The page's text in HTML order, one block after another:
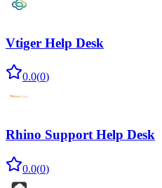
Vtiger Help Desk
0.0(0)
Rhino Support Help Desk
0.0(0)